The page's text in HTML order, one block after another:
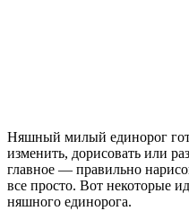
Няшный милый единорог
изменить, дорисовать или
главное — правильно
все просто. Вот некоторые
няшного единорога.